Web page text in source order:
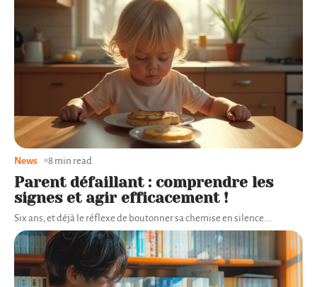
Parent défaillant : comprendre les
signes et agir efficacement !
Six ans, et déjà le réflexe de boutonner sa chemise en silence.
News 8 min read